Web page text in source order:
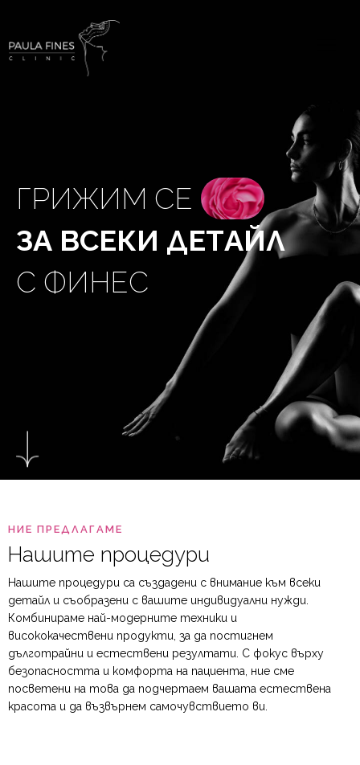
ГРИЖИМ СЕ
ЗА ВСЕКИ ДЕТАЙЛ
С ФИНЕС
НИЕ ПРЕДЛАГАМЕ
Нашите процедури
Нашите процедури са създадени с внимание към всеки
детайл и съобразени с вашите индивидуални нужди.
Комбинираме най-модерните техники и
висококачествени продукти, за да постигнем
дълготрайни и естествени резултати. С фокус върху
безопасността и комфорта на пациента, ние сме
посветени на това да подчертаем вашата естествена
красота и да възвърнем самочувствието ви.